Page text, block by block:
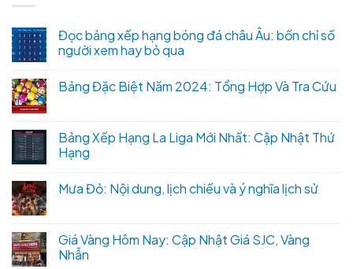
Đọc bảng xếp hạng bóng đá châu Âu: bốn chỉ số
người xem hay bỏ qua
Bảng Đặc Biệt Năm 2024: Tổng Hợp Và Tra Cứu
Bảng Xếp Hạng La Liga Mới Nhất: Cập Nhật Thứ
Hạng
Mưa Đỏ: Nội dung, lịch chiếu và ý nghĩa lịch sử
Giá Vàng Hôm Nay: Cập Nhật Giá SJC, Vàng
Nhẫn